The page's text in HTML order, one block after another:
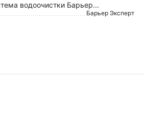
водоочистки Барьер...
Барьер Эксперт